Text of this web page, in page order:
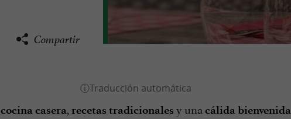
Compartir
cocina casera, recetas tradicionales y una cálida bienvenida